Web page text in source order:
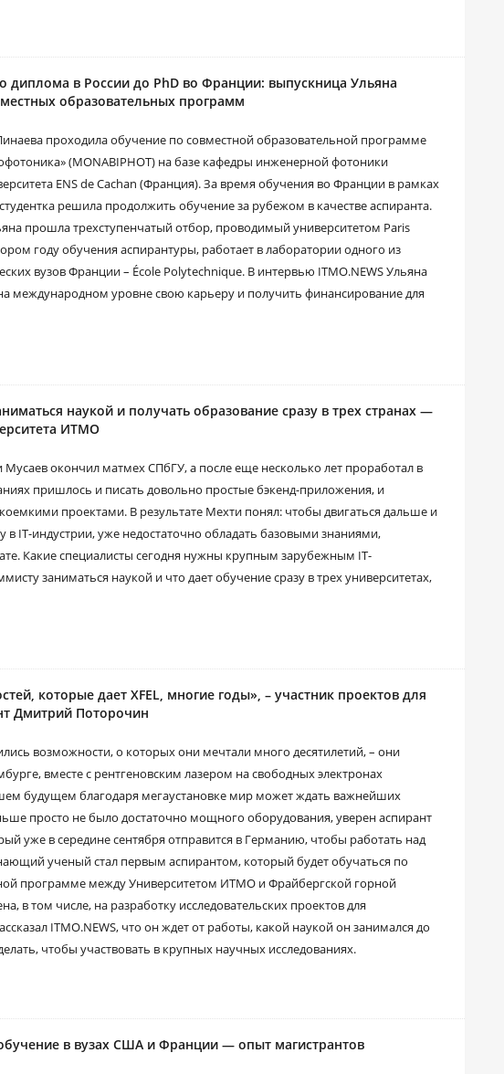
диплома в России до PhD во Франции: выпускница Ульяна
образовательных программ
проходила обучение по совместной образовательной программе
(MONABIPHOT) на базе кафедры инженерной фотоники
ENS de Cachan (Франция). За время обучения во Франции в рамках
решила продолжить обучение за рубежом в качестве аспиранта.
прошла трехступенчатый отбор, проводимый университетом Paris
году обучения аспирантуры, работает в лаборатории одного из
вузов Франции – École Polytechnique. В интервью ITMO.NEWS Ульяна
на международном уровне свою карьеру и получить финансирование для
наукой и получать образование сразу в трех странах —
ИТМО
Мусаев окончил матмех СПбГУ, а после еще несколько лет проработал в
пришлось и писать довольно простые бэкенд-приложения, и
проектами. В результате Мехти понял: чтобы двигаться дальше и
в IT-индустрии, уже недостаточно обладать базовыми знаниями,
Какие специалисты сегодня нужны крупным зарубежным IT-
заниматься наукой и что дает обучение сразу в трех университетах,
которые дает XFEL, многие годы», – участник проектов для
Дмитрий Поторочин
возможности, о которых они мечтали много десятилетий, – они
вместе с рентгеновским лазером на свободных электронах
будущем благодаря мегаустановке мир может ждать важнейших
просто не было достаточно мощного оборудования, уверен аспирант
уже в середине сентября отправится в Германию, чтобы работать над
ученый стал первым аспирантом, который будет обучаться по
программе между Университетом ИТМО и Фрайбергской горной
в том числе, на разработку исследовательских проектов для
ITMO.NEWS, что он ждет от работы, какой наукой он занимался до
чтобы участвовать в крупных научных исследованиях.
в вузах США и Франции — опыт магистрантов